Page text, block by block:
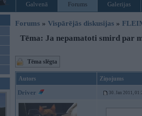
Galvenā Forums Galerijas
Forums » Vispārējās diskusijas »
Tēma: Ja nepamatoti smird par
Tēma slēgta
Autors Ziņojums
Driver 30. Jan 2011,